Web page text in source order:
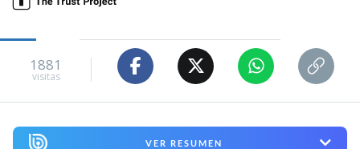
1881
visitas
VER RESUMEN